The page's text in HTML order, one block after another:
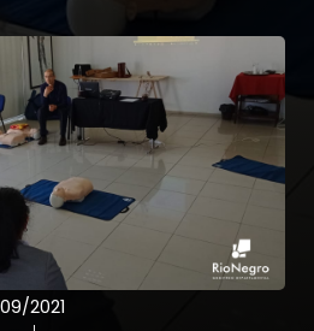
2021